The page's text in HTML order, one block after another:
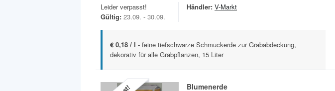
Leider verpasst!
Gültig: 23.09. - 30.09.
Händler: V-Markt
€ 0,18 / l - feine tiefschwarze Schmuckerde zur Grababdeckung,
dekorativ für alle Grabpflanzen, 15 Liter
Blumenerde